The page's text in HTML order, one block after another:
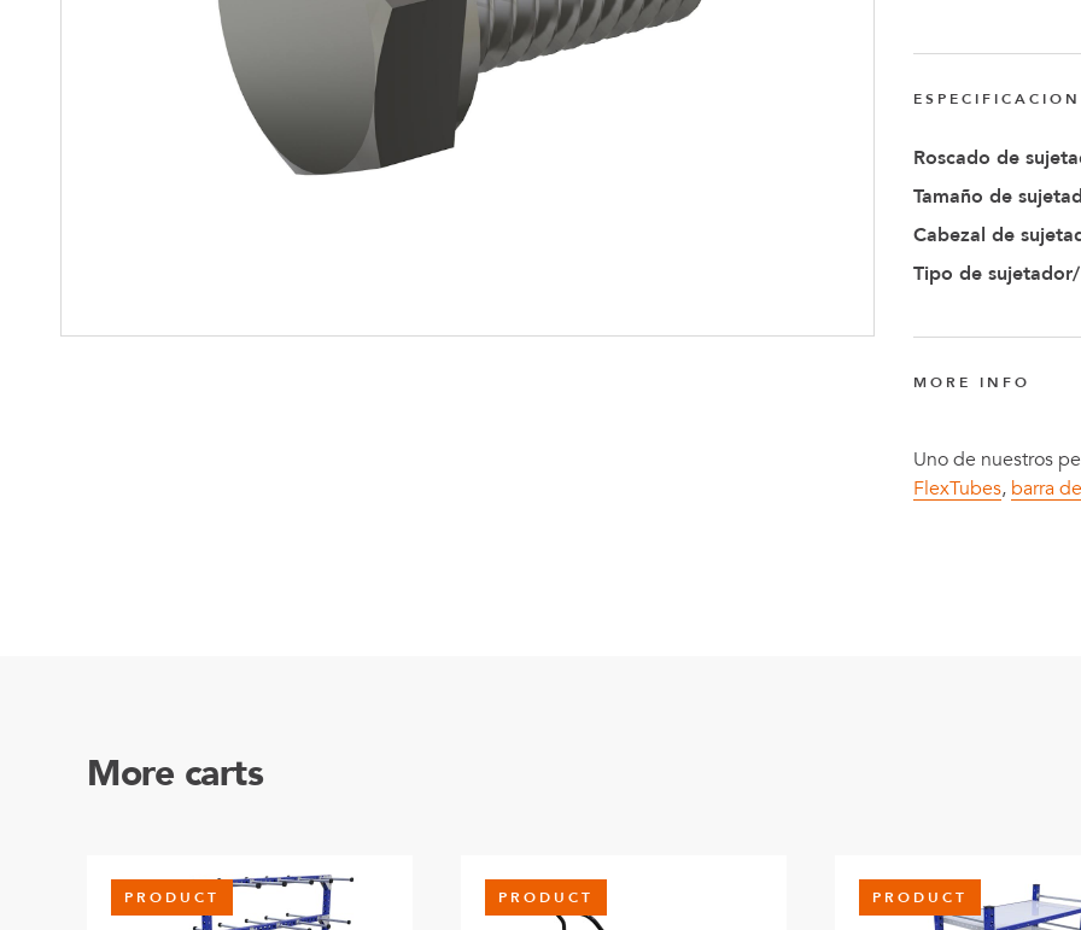
Soluciones para colgar
Soluciones Madre-Hija
Carros de kit y soluciones
Parts
de
Roscado de
Tamaño de
Cabezal de
Tipo de
MORE INFO
Uno de nuestros
FlexTubes, barra
More carts
PRODUCT PRODUCT PRODUCT